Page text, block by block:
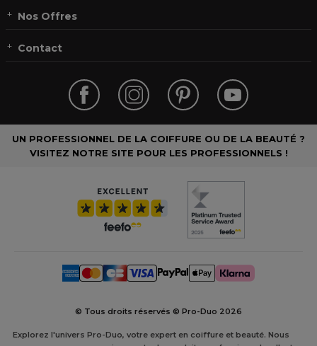
Nos Offres
Contact
UN PROFESSIONNEL DE LA COIFFURE OU DE LA BEAUTÉ ?
VISITEZ NOTRE SITE POUR LES PROFESSIONNELS !
© Tous droits réservés © Pro-Duo 2026
Explorez l'univers Pro-Duo, votre expert en coiffure et beauté. Nous